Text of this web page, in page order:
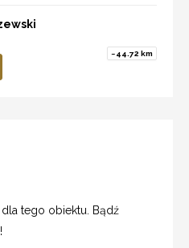
~44.72 km
tego obiektu. Bądź